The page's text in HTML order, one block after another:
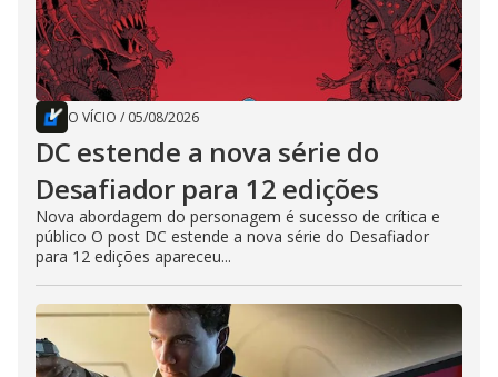
O VÍCIO / 05/08/2026
DC estende a nova série do
Desafiador para 12 edições
Nova abordagem do personagem é sucesso de crítica e
público O post DC estende a nova série do Desafiador
para 12 edições apareceu...